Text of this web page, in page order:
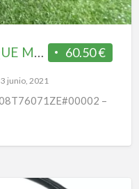
60.50 €
MOTORES DE ARRANQUE M008T76071ZE#00002 – NISSAN CABSTAR DCI
3 junio, 2021
–